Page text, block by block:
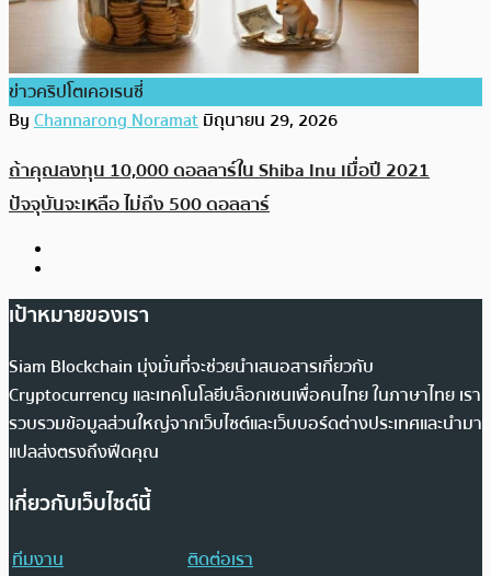
ข่าวคริปโตเคอเรนซี่
ByChannarong Noramatมิถุนายน 29, 2026
ถ้าคุณลงทุน 10,000 ดอลลาร์ใน Shiba Inu เมื่อปี 2021
ปัจจุบันจะเหลือ ไม่ถึง 500 ดอลลาร์
เป้าหมายของเรา
Siam Blockchain มุ่งมั่นที่จะช่วยนำเสนอสารเกี่ยวกับ
Cryptocurrency และเทคโนโลยีบล็อกเชนเพื่อคนไทย ในภาษาไทย เรา
รวบรวมข้อมูลส่วนใหญ่จากเว็บไซต์และเว็บบอร์ดต่างประเทศและนำมา
แปลส่งตรงถึงฟีดคุณ
เกี่ยวกับเว็บไซต์นี้
ทีมงาน
ติดต่อเรา